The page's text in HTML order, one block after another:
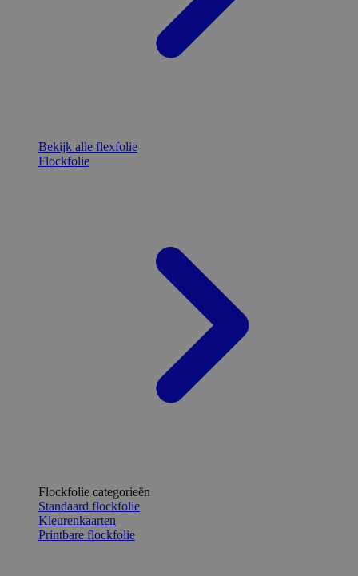
Bekijk alle flexfolie
Flockfolie
Flockfolie categorieën
Standaard flockfolie
Kleurenkaarten
Printbare flockfolie